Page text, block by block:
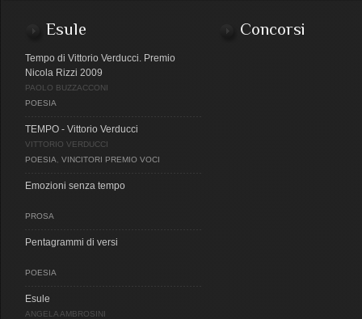
Esule
Tempo di Vittorio Verducci. Premio
Nicola Rizzi 2009
PAOLO BUZZACCONI
POESIA
TEMPO - Vittorio Verducci
VITTORIO VERDUCCI
POESIA
VINCITORI PREMIO VOCI
Emozioni senza tempo
PROSA
Pentagrammi di versi
POESIA
Esule
ANGELA AMBROSINI
Concorsi